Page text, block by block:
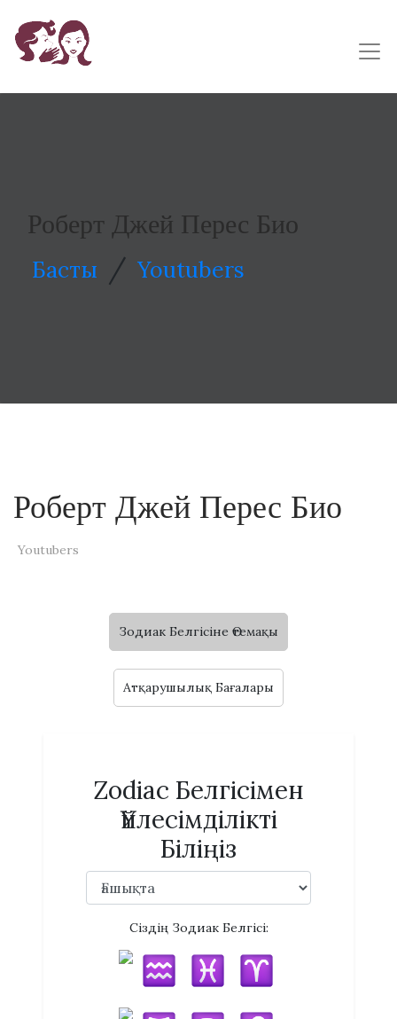
Роберт Джей Перес Био
Басты / Youtubers
Роберт Джей Перес Био
Youtubers
Зодиак Белгісіне Өтемақы
Атқарушылық Бағалары
Zodiac Белгісімен
Үйлесімділікті
Біліңіз
Сіздің Зодиак Белгісі: